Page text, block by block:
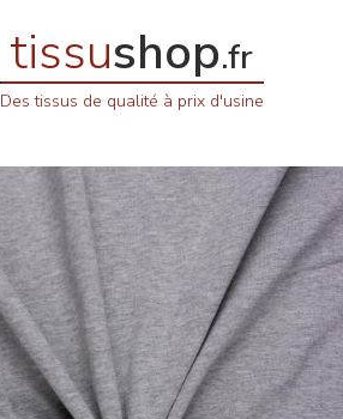
tissushop.fr
Des tissus de qualité à prix d'usine